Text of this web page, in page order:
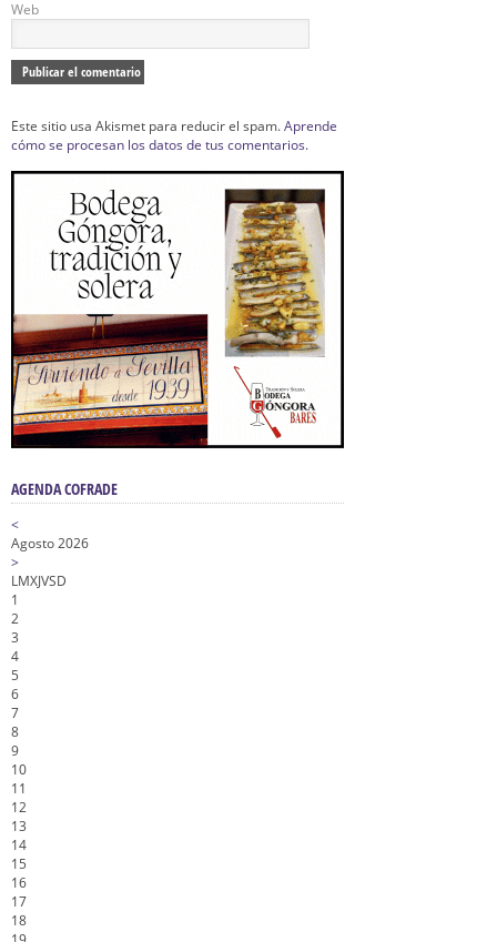
Web
Este sitio usa Akismet para reducir el spam.Aprende
cómo se procesan los datos de tus comentarios.
AGENDA COFRADE
<
Agosto 2026
>
LMXJVSD
1
2
3
4
5
6
7
8
9
10
11
12
13
14
15
16
17
18